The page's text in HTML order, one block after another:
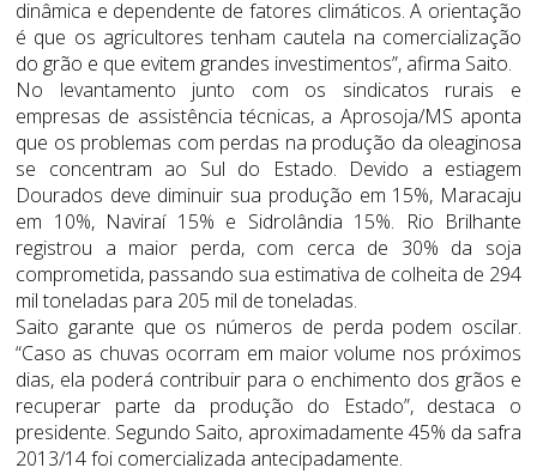
dinâmica e dependente de fatores climáticos. A orientação
é que os agricultores tenham cautela na comercialização
do grão e que evitem grandes investimentos”, afirma Saito.
No levantamento junto com os sindicatos rurais e
empresas de assistência técnicas, a Aprosoja/MS aponta
que os problemas com perdas na produção da oleaginosa
se concentram ao Sul do Estado. Devido a estiagem
Dourados deve diminuir sua produção em 15%, Maracaju
em 10%, Naviraí 15% e Sidrolândia 15%. Rio Brilhante
registrou a maior perda, com cerca de 30% da soja
comprometida, passando sua estimativa de colheita de 294
mil toneladas para 205 mil de toneladas.
Saito garante que os números de perda podem oscilar.
“Caso as chuvas ocorram em maior volume nos próximos
dias, ela poderá contribuir para o enchimento dos grãos e
recuperar parte da produção do Estado”, destaca o
presidente. Segundo Saito, aproximadamente 45% da safra
2013/14 foi comercializada antecipadamente.